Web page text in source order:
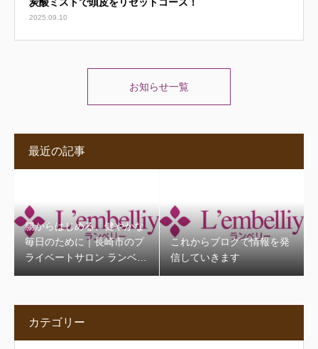
2025.09.10
お知らせ一覧
最近の記事
腸からはじめる、健やかな
毎日のために｜長崎市のプ
ライベートサロン ランベリ
これからブログで情報を発
信していきます
カテゴリー